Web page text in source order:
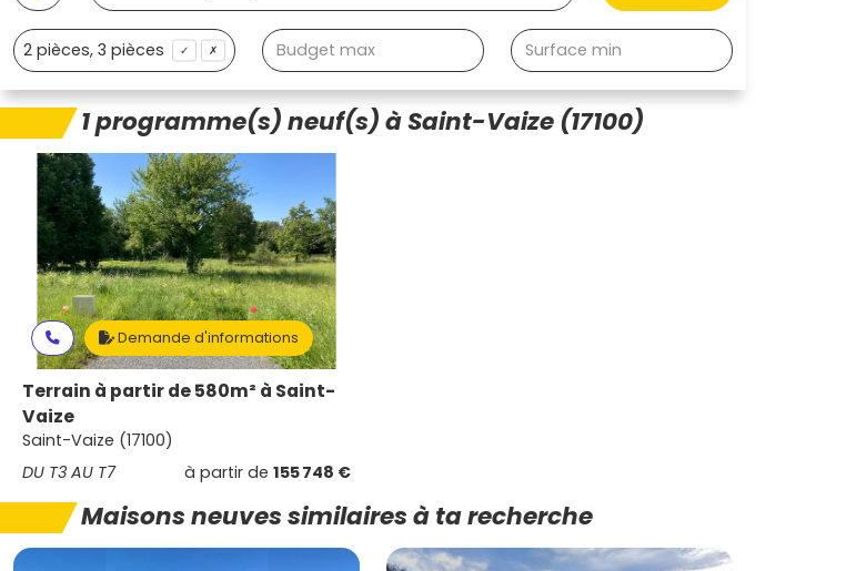
✓ ✗
1 programme(s) neuf(s) à Saint-Vaize (17100)
Demande d'informations
Terrain à partir de 580m² à Saint-
Vaize
Saint-Vaize (17100)
DU T3 AU T7
à partir de 155 748 €
Maisons neuves similaires à ta recherche